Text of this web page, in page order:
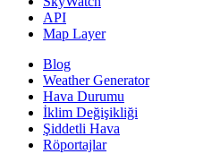
API
Map Layer
Blog
Weather Generator
Hava Durumu
İklim Değişikliği
Şiddetli Hava
Röportajlar